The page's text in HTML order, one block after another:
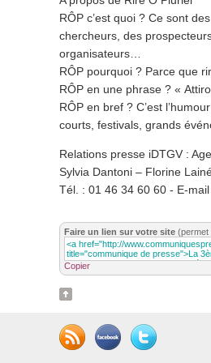
RÔP c’est quoi ? Ce sont
chercheurs, des
organisateurs…
RÔP pourquoi ? Parce que
RÔP en une phrase ? «
RÔP en bref ? C’est
courts, festivals, grands
Relations presse iDTGV :
Sylvia Dantoni – Florine
Tél. : 01 46 34 60 60 - E-
Faire un lien sur votre site (permet
Copier